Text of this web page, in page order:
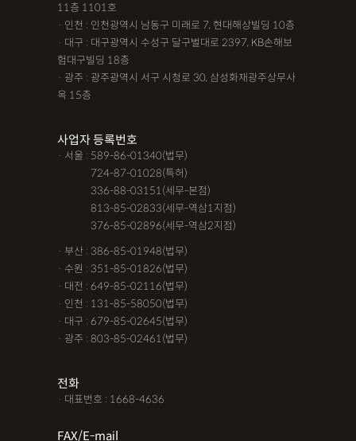
11층 1101호
· 인천 : 인천광역시 남동구 미래로 7, 현대해상빌딩 10층
· 대구 : 대구광역시 수성구 달구벌대로 2397, KB손해보
험대구빌딩 18층
· 광주 : 광주광역시 서구 시청로 30, 삼성화재광주상무사
옥 15층
사업자 등록번호
· 서울 : 589-86-01340(법무)
724-87-01028(특허)
336-88-03151(세무-본점)
813-85-02833(세무-역삼1지점)
376-85-02896(세무-역삼2지점)
· 부산 : 386-85-01948(법무)
· 수원 : 351-85-01826(법무)
· 대전 : 649-85-02116(법무)
· 인천 : 131-85-58050(법무)
· 대구 : 679-85-02645(법무)
· 광주 : 803-85-02461(법무)
전화
· 대표번호 : 1668-4636
FAX/E-mail